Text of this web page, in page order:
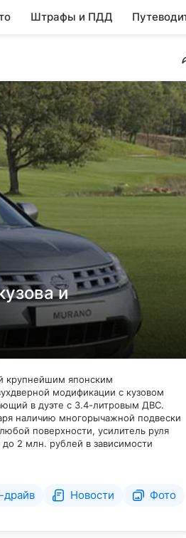
Штрафы и ПДД
и
крупнейшим японским
модификации с кузовом
в дуэте с 3.4-литровым ДВС.
наличию многорычажной подвески
поверхности, усилитель руля
2 млн. рублей в зависимости
драйв Новости Фото